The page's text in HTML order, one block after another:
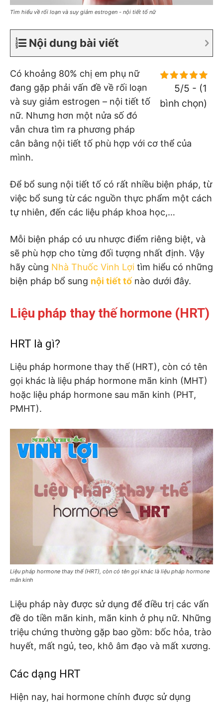
Tìm hiểu về rối loạn và suy giảm estrogen - nội tiết tố nữ
Nội dung bài viết
5/5 - (1
bình chọn)
Có khoảng 80% chị em phụ nữ
đang gặp phải vấn đề về rối loạn
và suy giảm estrogen – nội tiết tố
nữ. Nhưng hơn một nửa số đó
vẫn chưa tìm ra phương pháp
cân bằng nội tiết tố phù hợp với cơ thể của
mình.
Để bổ sung nội tiết tố có rất nhiều biện pháp, từ
việc bổ sung từ các nguồn thực phẩm một cách
tự nhiên, đến các liệu pháp khoa học,…
Mỗi biện pháp có ưu nhược điểm riêng biệt, và
sẽ phù hợp cho từng đối tượng nhất định. Vậy
hãy cùng Nhà Thuốc Vinh Lợi tìm hiểu có những
biện pháp bổ sung nội tiết tố nào dưới đây.
Liệu pháp thay thế hormone (HRT)
HRT là gì?
Liệu pháp hormone thay thế (HRT), còn có tên
gọi khác là liệu pháp hormone mãn kinh (MHT)
hoặc liệu pháp hormone sau mãn kinh (PHT,
PMHT).
Liệu pháp hormone thay thế (HRT), còn có tên gọi khác là liệu pháp hormone
mãn kinh
Liệu pháp này được sử dụng để điều trị các vấn
đề do tiền mãn kinh, mãn kinh ở phụ nữ. Những
triệu chứng thường gặp bao gồm: bốc hỏa, trào
huyết, mất ngủ, teo, khô âm đạo và mất xương.
Các dạng HRT
Hiện nay, hai hormone chính được sử dụng